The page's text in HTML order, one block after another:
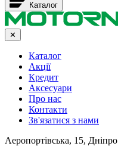
Каталог
✕
Каталог
Акції
Кредит
Аксесуари
Про нас
Контакти
Зв'язатися з нами
Аеропортівська, 15, Дніпро